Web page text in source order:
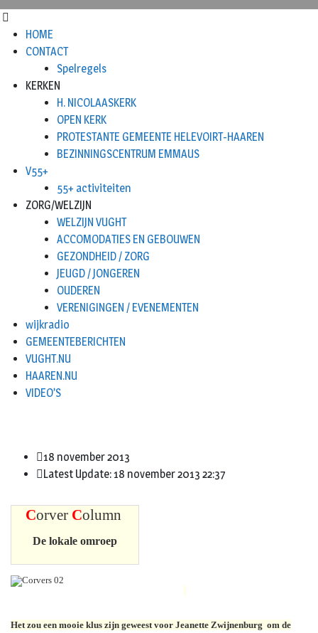
HOME
CONTACT
Spelregels
KERKEN
H. NICOLAASKERK
OPEN KERK
PROTESTANTE GEMEENTE HELEVOIRT-HAAREN
BEZINNINGSCENTRUM EMMAUS
V55+
55+ activiteiten
ZORG/WELZIJN
WELZIJN VUGHT
ACCOMODATIES EN GEBOUWEN
GEZONDHEID / ZORG
JEUGD / JONGEREN
OUDEREN
VERENIGINGEN / EVENEMENTEN
wijkradio
GEMEENTEBERICHTEN
VUGHT.NU
HAAREN.NU
VIDEO’S
18 november 2013
Latest Update: 18 november 2013 22:37
Corver Column
De lokale omroep
Het zou een mooie klus zijn geweest voor Jeanette Zwijnenburg om de